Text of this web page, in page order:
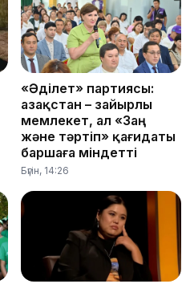
«Әділет» партиясы:
Қазақстан – зайырлы
мемлекет, ал «Заң
және тәртіп» қағидаты
баршаға міндетті
Бүгін, 14:26